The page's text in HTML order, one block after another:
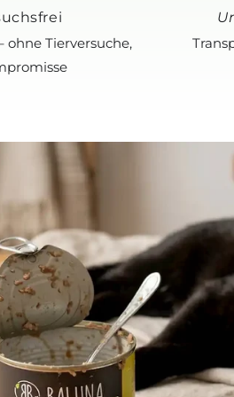
ohne Tierversuche,